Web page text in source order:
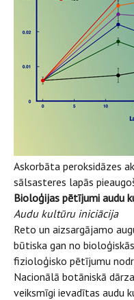
Askorbāta peroksidāzes
sālsasteres lapās
Bioloģijas pētījumi audu
Audu kultūru iniciācija
Reto un aizsargājamo
būtiska gan no
fizioloģisko pētījumu
Nacionālā botāniskā
veiksmīgi ievadītas audu